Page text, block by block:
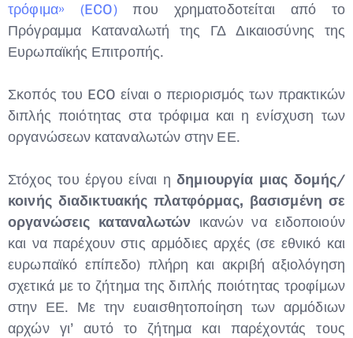
τρόφιμα» (ECO)που χρηματοδοτείται από το
Πρόγραμμα Καταναλωτή της ΓΔ Δικαιοσύνης της
Ευρωπαϊκής Επιτροπής.
Σκοπός του ECO είναι ο περιορισμός των πρακτικών
διπλής ποιότητας στα τρόφιμα και η ενίσχυση των
οργανώσεων καταναλωτών στην ΕΕ.
Στόχος του έργου είναι ηδημιουργία μιας δομής/
κοινής διαδικτυακής πλατφόρμας, βασισμένη σε
οργανώσεις καταναλωτών ικανών να ειδοποιούν
και να παρέχουν στις αρμόδιες αρχές (σε εθνικό και
ευρωπαϊκό επίπεδο) πλήρη και ακριβή αξιολόγηση
σχετικά με το ζήτημα της διπλής ποιότητας τροφίμων
στην ΕΕ. Με την ευαισθητοποίηση των αρμόδιων
αρχών γι’ αυτό το ζήτημα και παρέχοντάς τους